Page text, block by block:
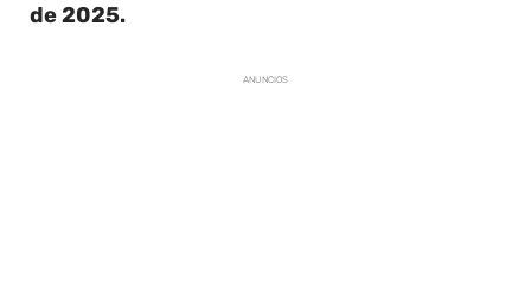
de 2025.
ANUNCIOS